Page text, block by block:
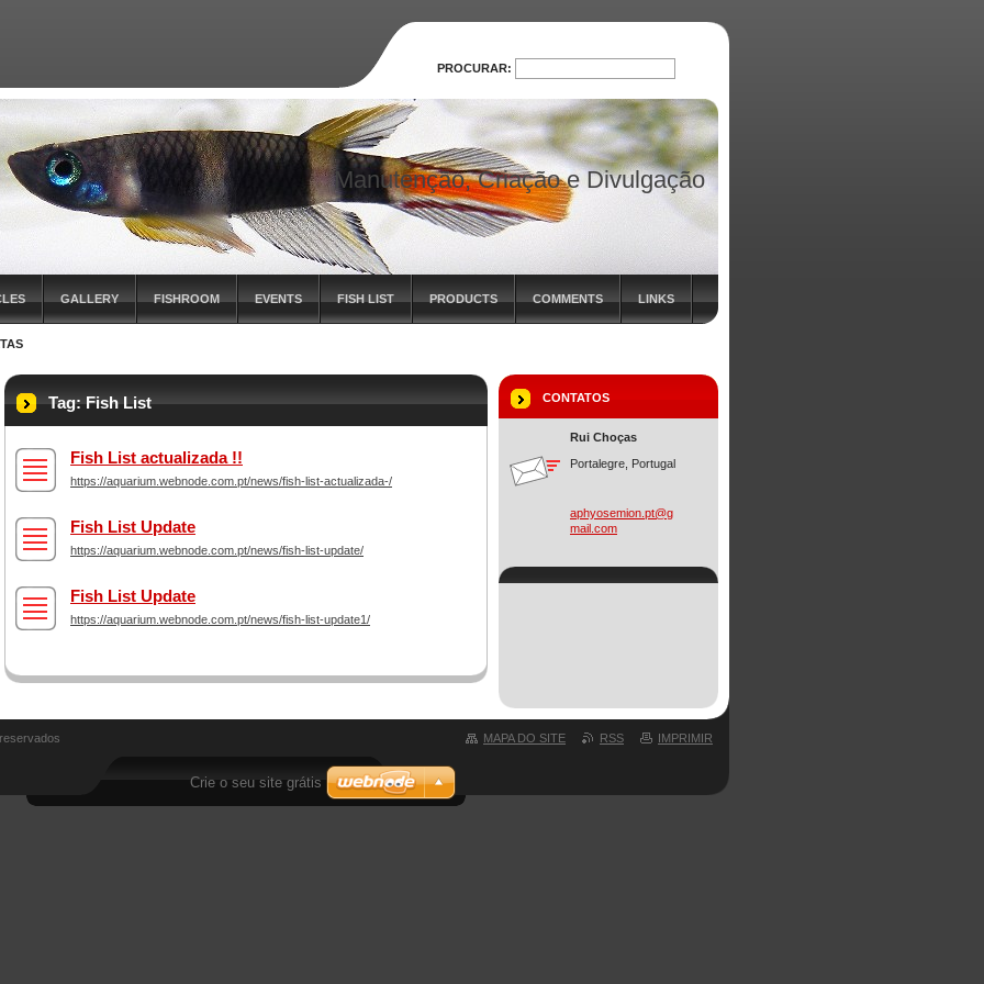
Manutenção, Criação e Divulgação
GALLERY FISHROOM EVENTS FISH LIST PRODUCTS COMMENTS LINKS
Tag: Fish List
Fish List actualizada !!
https://aquarium.webnode.com.pt/news/fish-list-actualizada-/
Fish List Update
https://aquarium.webnode.com.pt/news/fish-list-update/
Fish List Update
https://aquarium.webnode.com.pt/news/fish-list-update1/
CONTATOS
Rui Choças
Portalegre, Portugal
aphyosemion.pt@g
mail.com
PROCURAR:
PROCURAR
MAPA DO SITE RSS IMPRIMIR
Crie o seu site grátis